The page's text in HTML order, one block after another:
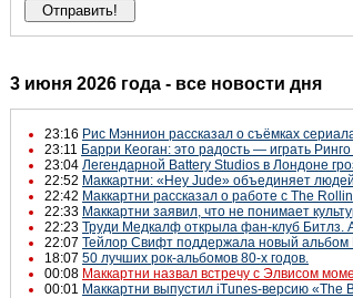
3 июня 2026 года - все новости дня
23:16 Рис Мэннион рассказал о съёмках
23:11 Барри Кеоган: это радость — играть
23:04 Легендарной Battery Studios в Лондоне
22:52 Маккартни: «Hey Jude» объединяет людей
22:42 Маккартни рассказал о работе с The
22:33 Маккартни заявил, что не понимает
22:23 Труди Медкалф открыла фан-клуб Битлз.
22:07 Тейлор Свифт поддержала новый альбом
18:07 50 лучших рок-альбомов 80-х годов.
00:08 Маккартни назвал встречу с Элвисом
00:01 Маккартни выпустил iTunes-версию «The